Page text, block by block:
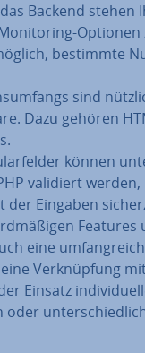
Backend
Optionen
bestimmte
sind
Dazu gehören
können
validiert
Eingaben
Features
eine
Ver­knüp­fung
Einsatz